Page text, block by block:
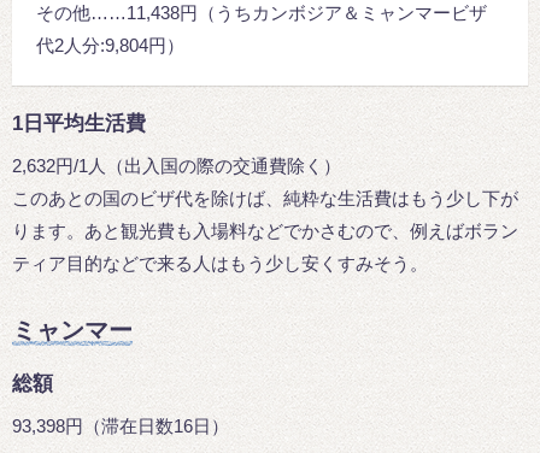
その他……11,438円（うちカンボジア＆ミャンマービザ
代2人分:9,804円）
1日平均生活費
2,632円/1人（出入国の際の交通費除く）
このあとの国のビザ代を除けば、純粋な生活費はもう少し下が
ります。あと観光費も入場料などでかさむので、例えばボラン
ティア目的などで来る人はもう少し安くすみそう。
ミャンマー
総額
93,398円（滞在日数16日）